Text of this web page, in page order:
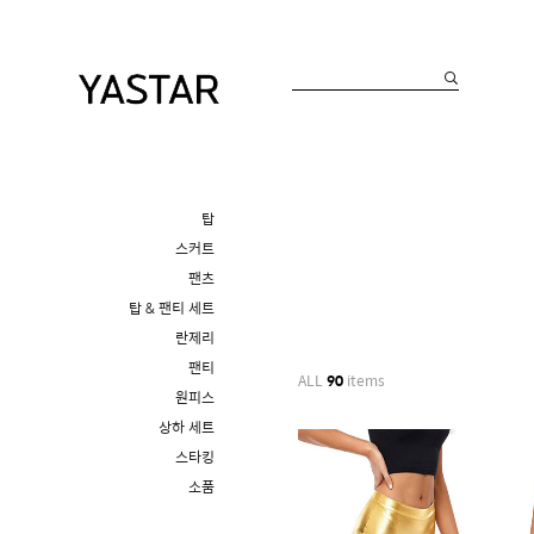
탑
스커트
팬츠
탑 & 팬티 세트
란제리
팬티
원피스
상하 세트
스타킹
소품
ALL 90 items